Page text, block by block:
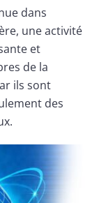
dans
une activité
et
de la
ils sont
des